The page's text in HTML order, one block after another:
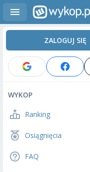
ZALOGUJ SIĘ
WYKOP
Ranking
Osiągnięcia
FAQ